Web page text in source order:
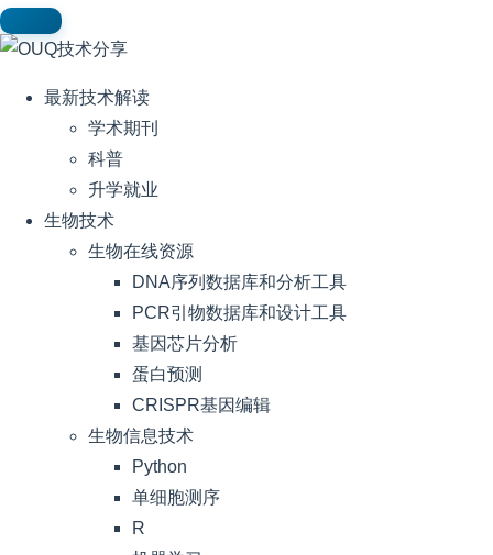
最新技术解读
学术期刊
科普
升学就业
生物技术
生物在线资源
DNA序列数据库和分析工具
PCR引物数据库和设计工具
基因芯片分析
蛋白预测
CRISPR基因编辑
生物信息技术
Python
单细胞测序
R